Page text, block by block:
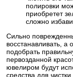
полировки
приобретет
сложно
Сильно
восстанавливать,
подобрать
первозданной
ювелиром будут
средства для